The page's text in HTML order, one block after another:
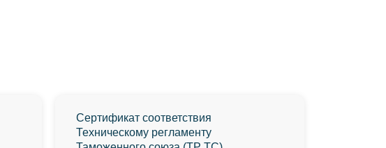
Сертификат соответствия
Техническому регламенту